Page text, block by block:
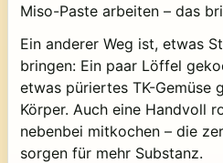
Miso-Paste arbeiten – das
Ein anderer Weg ist, etwas
bringen: Ein paar Löffel
etwas püriertes TK-Gemüse
Körper. Auch eine Handvoll
nebenbei mitkochen – die
sorgen für mehr Substanz.